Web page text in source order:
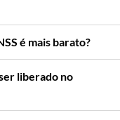
é mais barato?
liberado no